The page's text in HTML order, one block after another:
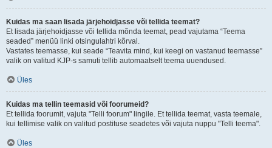
Kuidas ma saan lisada järjehoidjasse või tellida teemat?
Et lisada järjehoidjasse või tellida mõnda teemat, pead vajutama “Teema
seaded” menüü linki otsingulahtri kõrval.
Vastates teemasse, kui seade “Teavita mind, kui keegi on vastanud teemasse”
valik on valitud KJP-s samuti tellib automaatselt teema uuendused.
Üles
Kuidas ma tellin teemasid või foorumeid?
Et tellida foorumit, vajuta "Telli foorum" lingile. Et tellida teemat, vasta teemale,
kui tellimise valik on valitud postituse seadetes või vajuta nuppu "Telli teema".
Üles